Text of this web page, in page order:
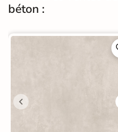
Catégories
béton :